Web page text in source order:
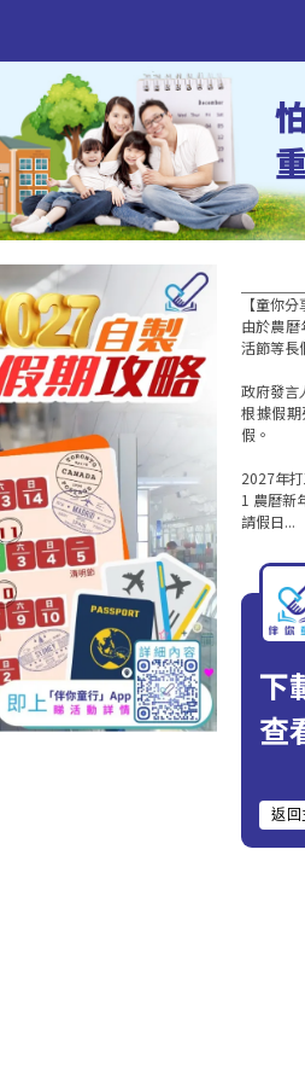
【童你
由於農
活節等長
政府發言
根據假
假。
2027年
1 農曆新
請假日...
下
查
返回